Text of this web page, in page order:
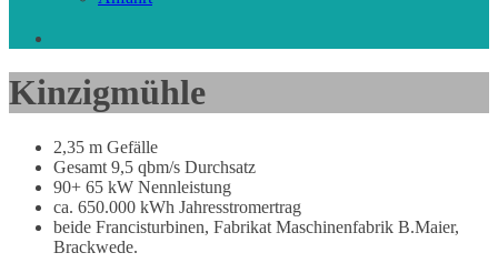
Skip
to
Kinzigmühle
2,35 m Gefälle
Gesamt 9,5 qbm/s Durchsatz
90+ 65 kW Nennleistung
ca. 650.000 kWh Jahresstromertrag
beide Francisturbinen, Fabrikat Maschinenfabrik B.Maier,
Brackwede.